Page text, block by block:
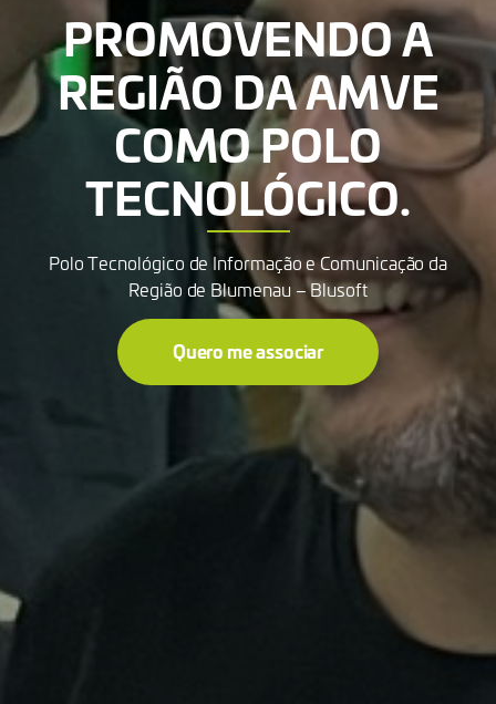
PROMOVENDO A
REGIÃO DA AMVE
COMO POLO
TECNOLÓGICO.
Polo Tecnológico de Informação e Comunicação da
Região de Blumenau – Blusoft
Quero me associar